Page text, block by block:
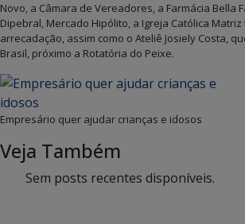
Novo, a Câmara de Vereadores, a Farmácia Bella
Dipebral, Mercado Hipólito, a Igreja Católica
arrecadação, assim como o Ateliê Josiely Costa,
Brasil, próximo a Rotatória do Peixe.
Empresário quer ajudar crianças e idosos
Veja Também
Sem posts recentes disponíveis.